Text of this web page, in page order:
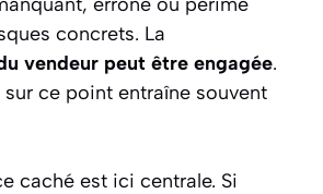
concrets. La
vendeur peut être engagée.
ce point entraîne souvent
caché est ici centrale. Si